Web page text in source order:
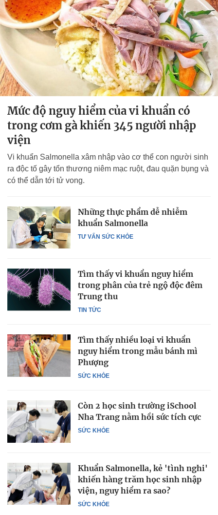
Mức độ nguy hiểm của vi khuẩn có
trong cơm gà khiến 345 người nhập
viện
Vi khuẩn Salmonella xâm nhập vào cơ thể con người sinh
ra độc tố gây tổn thương niêm mạc ruột, đau quặn bụng và
có thể dẫn tới tử vong.
TƯ VẤN SỨC KHỎE
Những thực phẩm dễ nhiễm
khuẩn Salmonella
TIN TỨC
Tìm thấy vi khuẩn nguy hiểm
trong phân của trẻ ngộ độc đêm
Trung thu
SỨC KHỎE
Tìm thấy nhiều loại vi khuẩn
nguy hiểm trong mẫu bánh mì
Phượng
SỨC KHỎE
Còn 2 học sinh trường iSchool
Nha Trang nằm hồi sức tích cực
SỨC KHỎE
Khuẩn Salmonella, kẻ 'tình nghi'
khiến hàng trăm học sinh nhập
viện, nguy hiểm ra sao?